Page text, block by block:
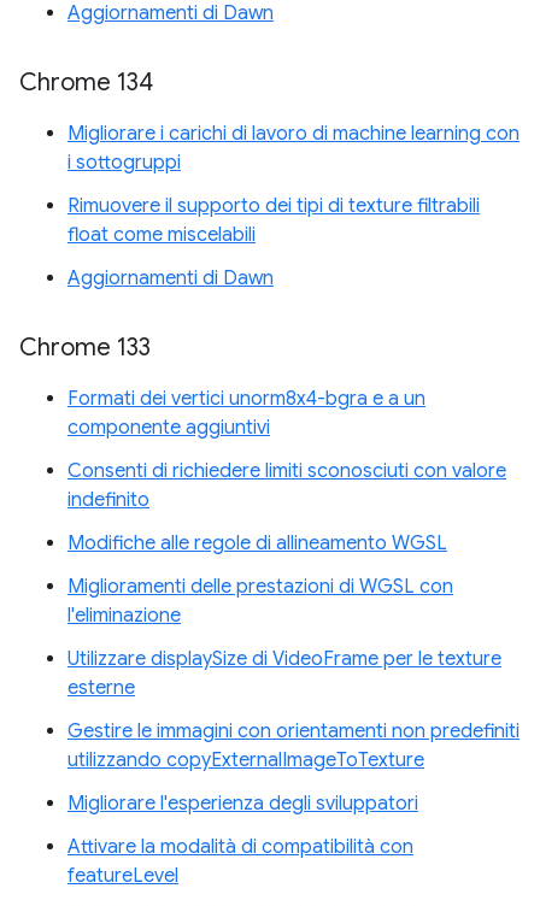
Aggiornamenti di Dawn
Chrome 134
Migliorare i carichi di lavoro di machine learning con
i sottogruppi
Rimuovere il supporto dei tipi di texture filtrabili
float come miscelabili
Aggiornamenti di Dawn
Chrome 133
Formati dei vertici unorm8x4-bgra e a un
componente aggiuntivi
Consenti di richiedere limiti sconosciuti con valore
indefinito
Modifiche alle regole di allineamento WGSL
Miglioramenti delle prestazioni di WGSL con
l'eliminazione
Utilizzare displaySize di VideoFrame per le texture
esterne
Gestire le immagini con orientamenti non predefiniti
utilizzando copyExternalImageToTexture
Migliorare l'esperienza degli sviluppatori
Attivare la modalità di compatibilità con
featureLevel